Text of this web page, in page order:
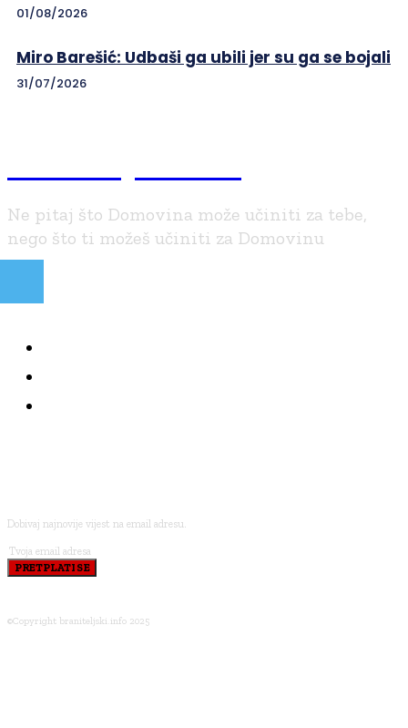
01/08/2026
Miro Barešić: Udbaši ga ubili jer su ga se bojali
31/07/2026
Ne pitaj što Domovina može učiniti za tebe,
nego što ti možeš učiniti za Domovinu
Dobivaj najnovije vijest na email adresu.
PRETPLATI SE
©Copyright braniteljski.info 2025